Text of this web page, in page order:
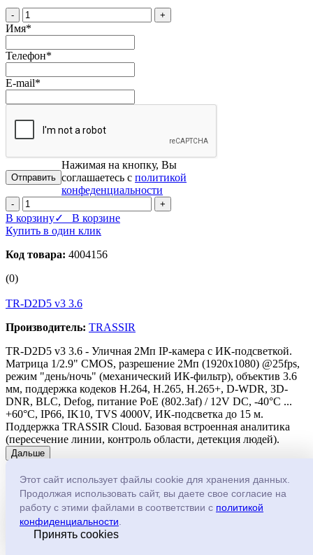
- +
Имя*
Телефон*
E-mail*
Нажимая на кнопку, Вы
соглашаетесь с политикой
конфеденциальности
- +
В корзину✓ В корзине
Купить в один клик
Код товара: 4004156
(0)
TR-D2D5 v3 3.6
Производитель: TRASSIR
TR-D2D5 v3 3.6 - Уличная 2Мп IP-камера с ИК-подсветкой.
Матрица 1/2.9" CMOS, разрешение 2Мп (1920х1080) @25fps,
режим "день/ночь" (механический ИК-фильтр), объектив 3.6
мм, поддержка кодеков H.264, H.265, H.265+, D-WDR, 3D-
DNR, BLC, Defog, питание PoE (802.3af) / 12V DC, -40°C ...
+60°C, IP66, IK10, TVS 4000V, ИК-подсветка до 15 м.
Поддержка TRASSIR Cloud. Базовая встроенная аналитика
(пересечение линии, контроль области, детекция людей).
Дальше
Индивидуальная цена Узнать цену
Запросить цену ниже
Чтобы запросить цену ниже, укажите номер телефона и e-mail.
Этот сайт использует файлы cookie для хранения данных.
Продолжая использовать сайт, вы даете свое согласие на
работу с этими файлами в соответствии с политикой
конфиденциальности
Принять cookies